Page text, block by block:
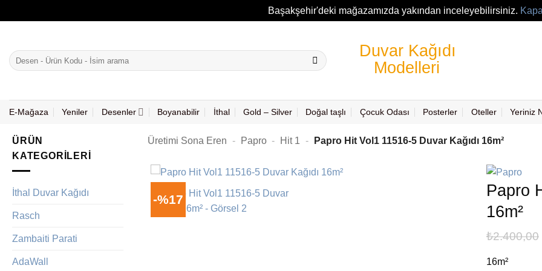
Başakşehir'deki mağazamızda yakından inceleyebilirsiniz.
Ara:
E-Mağaza Yeniler Desenler Boyanabilir İthal Gold – Silver Doğal taşlı Çocuk Odası Posterler Oteller Yeriniz
ÜRÜN
KATEGORILERI
İthal Duvar Kağıdı
Rasch
Zambaiti Parati
AdaWall
Üretimi Sona Eren - Papro - Hit 1 - Papro Hit Vol1 11516-5 Duvar Kağıdı 16m²
-%17
Papro
16m²
₺2.400,00
16m²